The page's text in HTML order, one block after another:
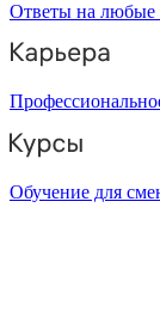
Ответы на любые
Обучение для